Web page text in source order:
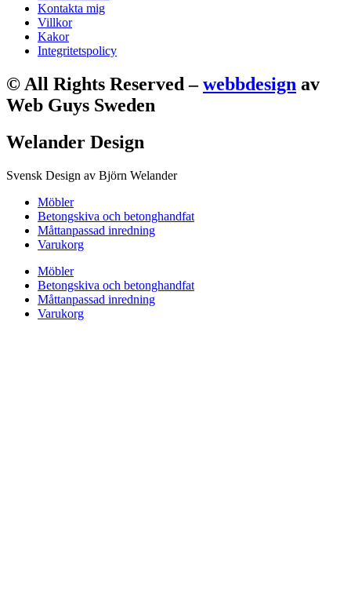
Kontakta mig
Villkor
Kakor
Integritetspolicy
© All Rights Reserved –webbdesign av
Web Guys Sweden
Welander Design
Svensk Design av Björn Welander
Möbler
Betongskiva och betonghandfat
Måttanpassad inredning
Varukorg
Möbler
Betongskiva och betonghandfat
Måttanpassad inredning
Varukorg